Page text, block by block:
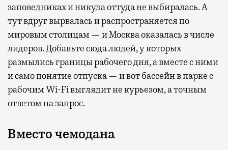
заповедниках и никуда оттуда не выбиралась. А
тут вдруг вырвалась и распространяется по
мировым столицам — и Москва оказалась в числе
лидеров. Добавьте сюда людей, у которых
размылись границы рабочего дня, а вместе с ними
и само понятие отпуска — и вот бассейн в парке с
рабочим Wi-Fi выглядит не курьезом, а точным
ответом на запрос.
Вместо чемодана